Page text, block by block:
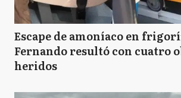
Escape de amoníaco en
Fernando resultó con cuatro
heridos